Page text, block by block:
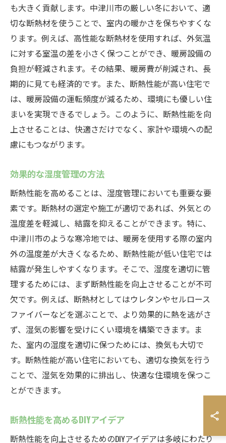
も大きく貢献します。中津川市の厳しい冬において、適
切な断熱材を使うことで、室内の暖かさを保ちやすくな
ります。例えば、高性能な断熱材を使用すれば、外気温
に対する室温の差を小さく保つことができ、暖房設備の
負担が軽減されます。その結果、暖房費が削減され、長
期的に見ても経済的です。また、断熱性能が高い住宅で
は、暖房設備の運転頻度が減るため、環境にも優しい住
まいを実現できるでしょう。このように、断熱性能を向
上させることは、快適さだけでなく、家計や環境への配
慮にもつながります。
効果的な湿度管理の方法
断熱性能を高めることは、湿度管理においても重要な要
素です。断熱材の選定や施工が適切であれば、外気との
温度差を軽減し、結露を抑えることができます。特に、
中津川市のような寒冷地では、暖房を使用する際の室内
外の温度差が大きくなるため、断熱性能が低い住宅では
結露が発生しやすくなります。そこで、湿度を適切に管
理するためには、まず断熱性能を向上させることが不可
欠です。例えば、断熱材としてはウレタンやセルロース
ファイバーなどを選ぶことで、より効果的に熱を逃がさ
ず、湿気の影響を受けにくい環境を構築できます。ま
た、室内の湿度を適切に保つためには、換気も大切で
す。断熱性能が高い住宅においても、適切な換気を行う
ことで、湿気を効果的に排出し、快適な住環境を保つこ
とができます。
断熱性能を高めるDIYアイデア
断熱性能を向上させるためのDIYアイデアは多岐にわたり